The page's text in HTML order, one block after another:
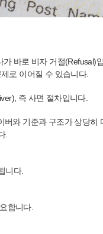
바로 비자 거절
로 이어질 수 있습니다.
즉 사면 절차입니다.
와 기준과 구조가 상당
.
니다.
합니다.